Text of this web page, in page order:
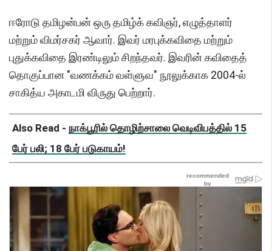
ஈரோடு தமிழன்பன் ஒரு தமிழ்க் கவிஞர், எழுத்தாளர்
மற்றும் விமர்சகர் ஆவார். இவர் மரபுக்கவிதை மற்றும்
புதுக்கவிதை இரண்டிலும் சிறந்தவர். இவரின் கவிதைத்
தொகுப்பான "வணக்கம் வள்ளுவ" நூலுக்காக 2004-ல்
சாகித்ய அகாடமி விருது பெற்றார்.
Also Read - நாக்பூரில் தொழிற்சாலை வெடிவிபத்தில் 15
பேர் பலி; 18 பேர் படுகாயம்!